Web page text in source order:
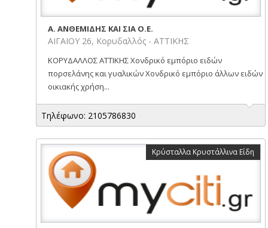
Α. ΑΝΘΕΜΙΔΗΣ ΚΑΙ ΣΙΑ Ο.Ε.
ΑΙΓΑΙΟΥ 26, Κορυδαλλός - ΑΤΤΙΚΗΣ
ΚΟΡΥΔΑΛΛΟΣ ΑΤΤΙΚΗΣ Χονδρικό εμπόριο ειδών
πορσελάνης και γυαλικών Χονδρικό εμπόριο άλλων ειδών
οικιακής χρήση...
Τηλέφωνο: 2105786830
Κρύσταλλα Κρυστάλλινα Είδη